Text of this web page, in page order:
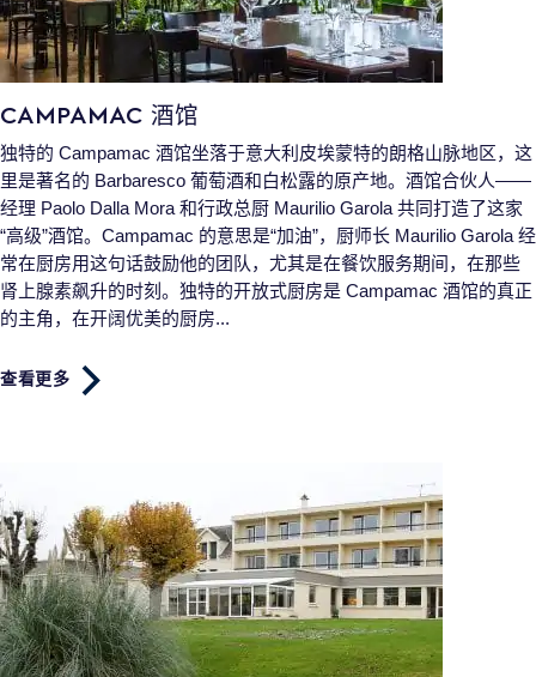
CAMPAMAC 酒馆
独特的 Campamac 酒馆坐落于意大利皮埃蒙特的朗格山脉地区，这
里是著名的 Barbaresco 葡萄酒和白松露的原产地。酒馆合伙人——
经理 Paolo Dalla Mora 和行政总厨 Maurilio Garola 共同打造了这家
“高级”酒馆。Campamac 的意思是“加油”，厨师长 Maurilio Garola 经
常在厨房用这句话鼓励他的团队，尤其是在餐饮服务期间，在那些
肾上腺素飙升的时刻。独特的开放式厨房是 Campamac 酒馆的真正
的主角，在开阔优美的厨房...
查看更多